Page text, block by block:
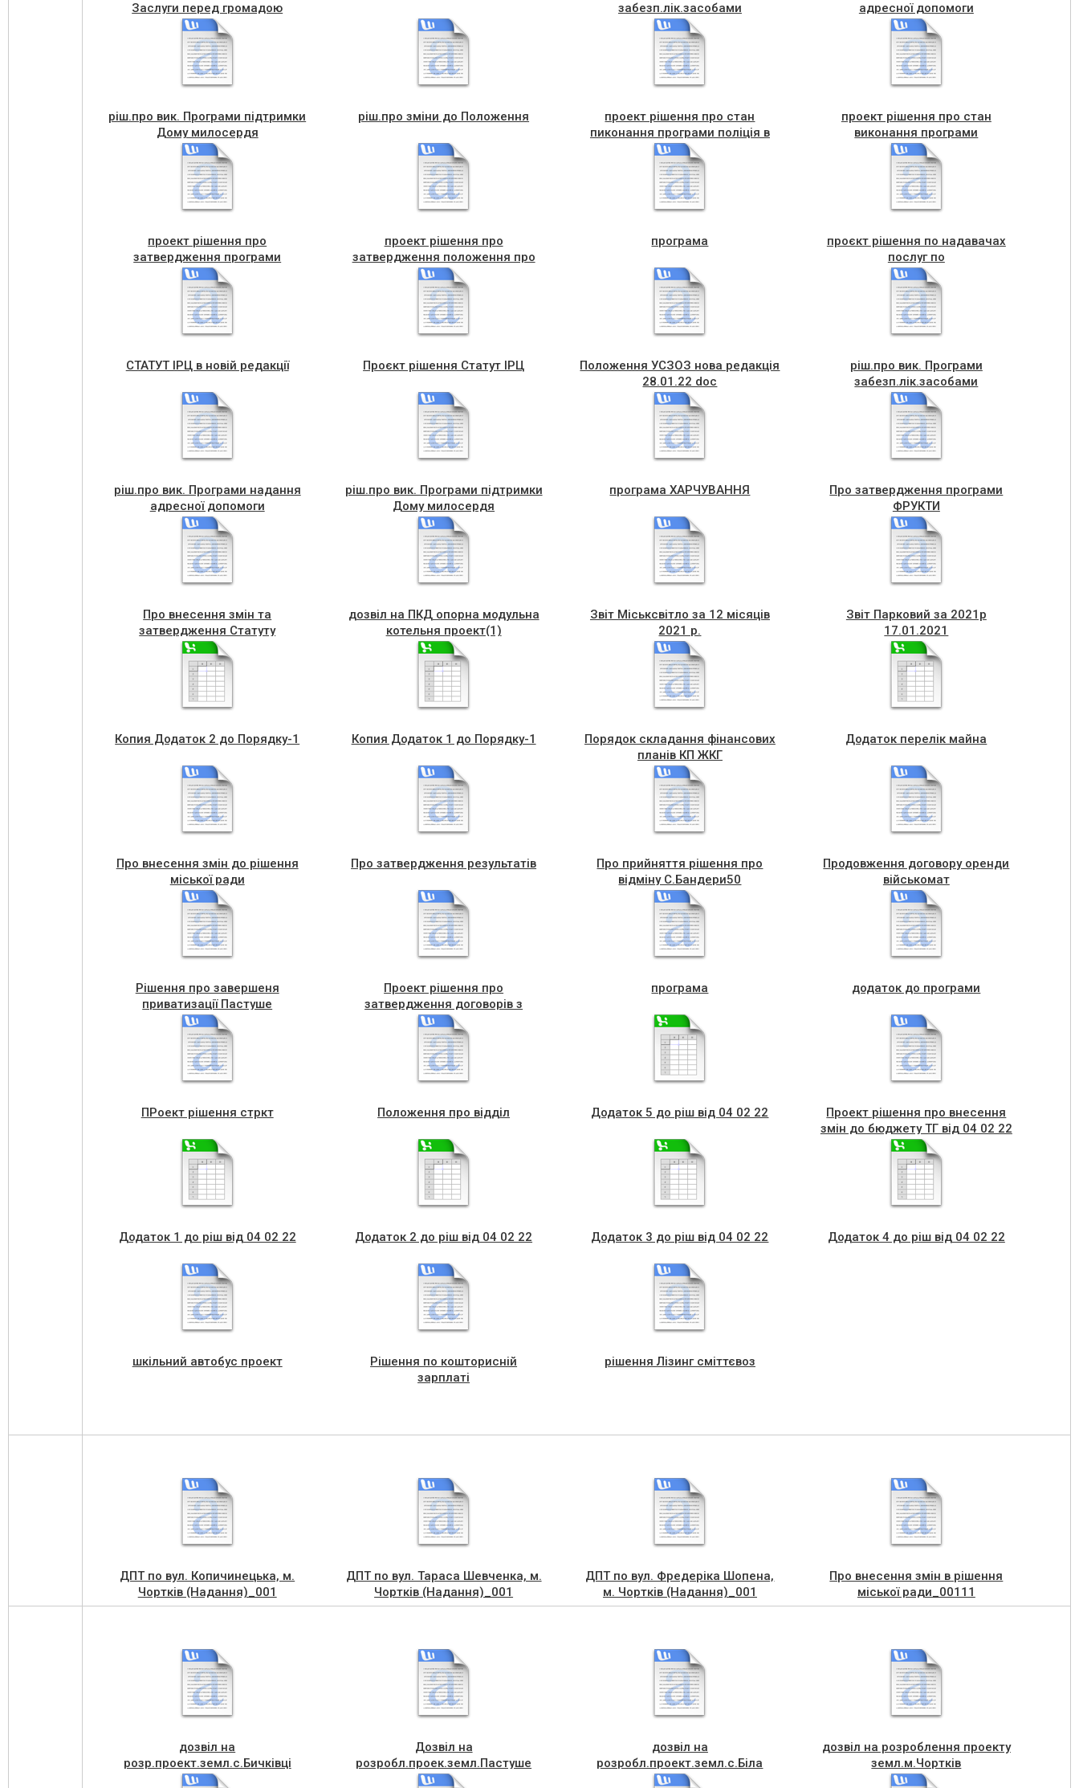
Заслуги перед громадою
забезп.лік.засобами
адресної допомоги
ріш.про вик. Програми підтримки
Дому милосердя
ріш.про зміни до Положення
проект рішення про стан
пиконання програми поліція в
2021
проект рішення про стан
виконання програми
фін.підтрим.СІЗО 2021
проект рішення про
затвердження програми
підтримки комунального
підприємства Агенція місцевого
економічного розвитку на 2022-
2024 роки
проект рішення про
затвердження положення про
оплату праці працівників
комунального підприємства
Агенція місцевого економічного
розвитку ЧМР
програма
проєкт рішення по надавачах
послуг по
забезп.лік.препаратамив
СТАТУТ ІРЦ в новій редакції Проєкт рішення Статут ІРЦ
Положення УСЗОЗ нова редакція
28.01.22 doc
ріш.про вик. Програми
забезп.лік.засобами
ріш.про вик. Програми надання
адресної допомоги
ріш.про вик. Програми підтримки
Дому милосердя
програма ХАРЧУВАННЯ
Про затвердження програми
ФРУКТИ
Про внесення змін та
затвердження Статуту
комунального підприємства
Агенція місцевого економічного
розвитку Чортківської міської
ради в новій редакції
дозвіл на ПКД опорна модульна
котельня проект(1)
Звіт Міськсвітло за 12 місяців
2021 р.
Звіт Парковий за 2021р
17.01.2021
Копия Додаток 2 до Порядку-1 Копия Додаток 1 до Порядку-1
Порядок складання фінансових
планів КП ЖКГ
Додаток перелік майна
Про внесення змін до рішення
міської ради
Про затвердження результатів
Про прийняття рішення про
відміну С.Бандери50
Продовження договору оренди
військомат
Рішення про завершеня
приватизації Пастуше
Проект рiшення про
затвердження договорів з
міською радою 2022
програма додаток до програми
ПРоект рішення стркт Положення про відділ Додаток 5 до ріш від 04 02 22
Проект рiшення про внесення
змін до бюджету ТГ від 04 02 22
№
Додаток 1 до ріш від 04 02 22 Додаток 2 до ріш від 04 02 22 Додаток 3 до ріш від 04 02 22 Додаток 4 до ріш від 04 02 22
шкільний автобус проект
Рішення по кошторисній
зарплаті
рішення Лізинг сміттєвоз
ДПТ по вул. Копичинецька, м.
Чортків (Надання)_001
ДПТ по вул. Тараса Шевченка, м.
Чортків (Надання)_001
ДПТ по вул. Фредеріка Шопена,
м. Чортків (Надання)_001
Про внесення змін в рішення
міської ради_00111
дозвіл на
розр.проект.земл.с.Бичківці
Дозвіл на
розробл.проек.земл.Пастуше
дозвіл на
розробл.проект.земл.с.Біла
дозвіл на розроблення проекту
земл.м.Чортків